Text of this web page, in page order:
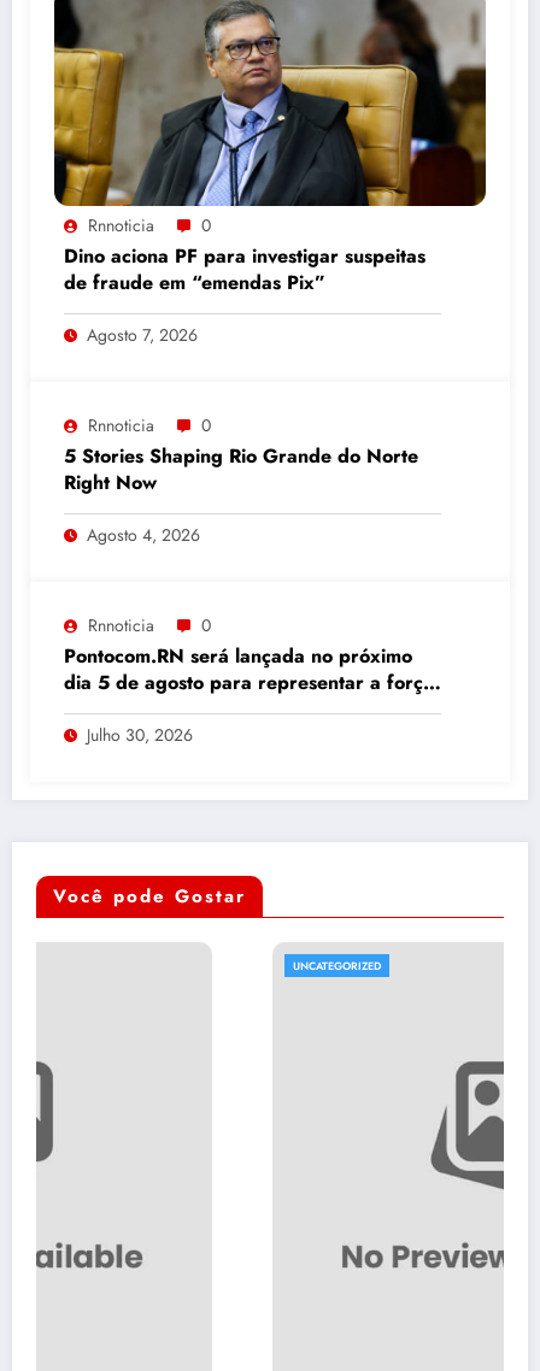
Rnnoticia 0
Dino aciona PF para investigar suspeitas
de fraude em “emendas Pix”
Agosto 7, 2026
Rnnoticia 0
5 Stories Shaping Rio Grande do Norte
Right Now
Agosto 4, 2026
Rnnoticia 0
Pontocom.RN será lançada no próximo
dia 5 de agosto para representar a força
da comunicação digital potiguar
Julho 30, 2026
Você pode Gostar